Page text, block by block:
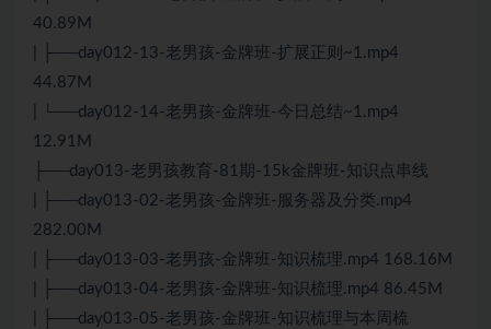
40.89M
| ├──day012-13-老男孩-金牌班-扩展正则~1.mp4
44.87M
| └──day012-14-老男孩-金牌班-今日总结~1.mp4
12.91M
├──day013-老男孩教育-81期-15k金牌班-知识点串线
| ├──day013-02-老男孩-金牌班-服务器及分类.mp4
282.00M
| ├──day013-03-老男孩-金牌班-知识梳理.mp4 168.16M
| ├──day013-04-老男孩-金牌班-知识梳理.mp4 86.45M
| ├──day013-05-老男孩-金牌班-知识梳理与本周梳